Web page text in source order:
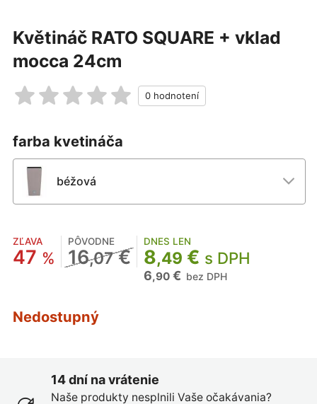
Květináč RATO SQUARE + vklad
mocca 24cm
farba kvetináča
béžová
ZĽAVA
47 %
PÔVODNE
16,07€
DNES LEN
8,49 € s DPH
6,90€ bez DPH
Nedostupný
14 dní na vrátenie
Naše produkty nesplnili Vaše očakávania?